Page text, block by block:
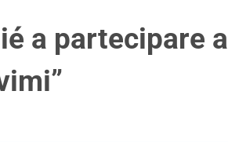
a partecipare al